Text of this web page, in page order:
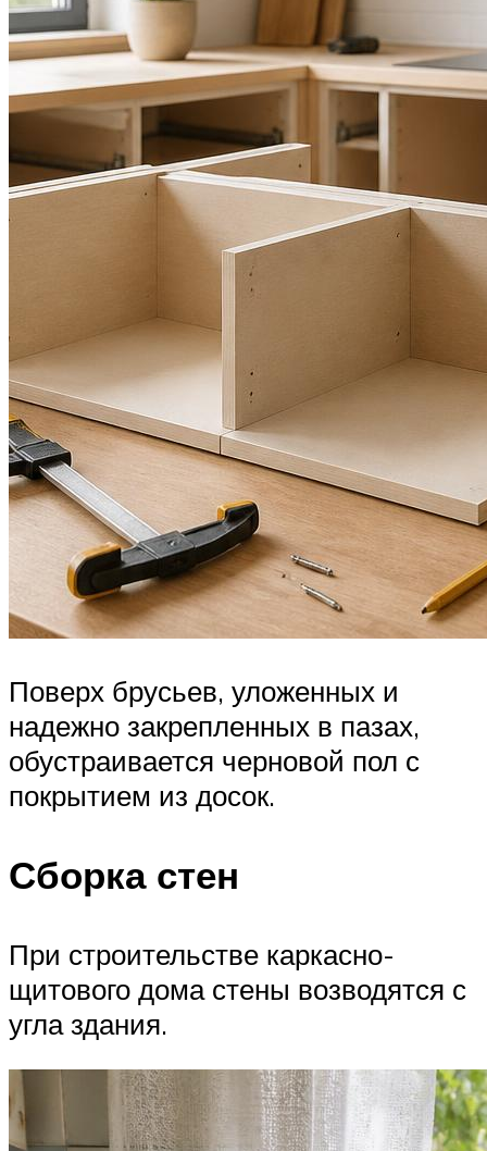
Поверх брусьев, уложенных и
надежно закрепленных в пазах,
обустраивается черновой пол с
покрытием из досок.
Сборка стен
При строительстве каркасно-
щитового дома стены возводятся с
угла здания.